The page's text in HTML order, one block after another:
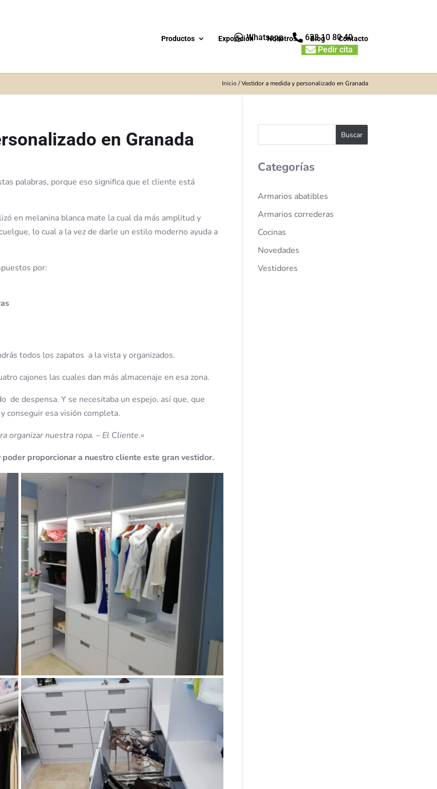
 Whatsapp  633 10 80 40
 Pedir cita
Productos Exposición Nosotros Blog Contacto
Inicio/Vestidor a medida y personalizado en Granada
en Granada
palabras, porque eso significa que el cliente está
en melanina blanca mate la cual da más amplitud y
lo cual a la vez de darle un estilo moderno ayuda a
por:
todos los zapatos a la vista y organizados.
cajones las cuales dan más almacenaje en esa zona.
despensa. Y se necesitaba un espejo, así que, que
conseguir esa visión completa.
organizar nuestra ropa. – El Cliente.»
proporcionar a nuestro cliente este gran vestidor.
Categorías
Armarios abatibles
Armarios correderas
Cocinas
Novedades
Vestidores